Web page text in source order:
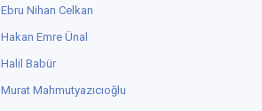
Ebru Nihan Celkan
Hakan Emre Ünal
Halil Babür
Murat Mahmutyazıcıoğlu